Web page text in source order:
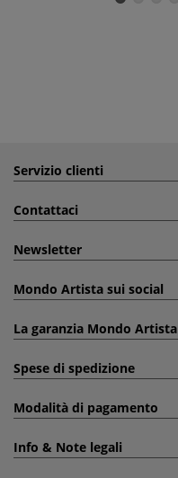
Servizio clienti
Contattaci
Newsletter
Mondo Artista sui social
La garanzia Mondo Artista
Spese di spedizione
Modalità di pagamento
Info & Note legali